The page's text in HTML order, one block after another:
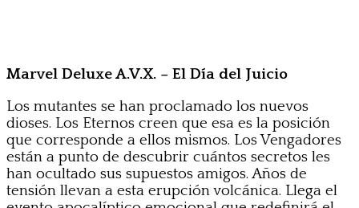
Marvel Deluxe A.V.X. – El Día del Juicio
Los mutantes se han proclamado los nuevos
dioses. Los Eternos creen que esa es la posición
que corresponde a ellos mismos. Los Vengadores
están a punto de descubrir cuántos secretos les
han ocultado sus supuestos amigos. Años de
tensión llevan a esta erupción volcánica. Llega el